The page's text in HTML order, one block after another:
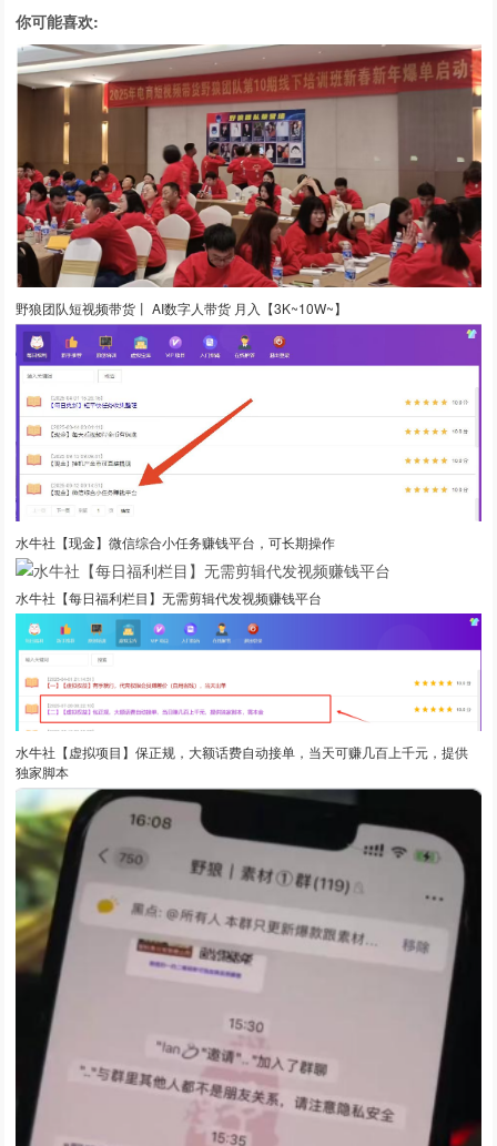
你可能喜欢:
野狼团队短视频带货丨 AI数字人带货 月入【3K~10W~】
水牛社【现金】微信综合小任务赚钱平台，可长期操作
水牛社【每日福利栏目】无需剪辑代发视频赚钱平台
水牛社【虚拟项目】保正规，大额话费自动接单，当天可赚几百上千元，提供
独家脚本